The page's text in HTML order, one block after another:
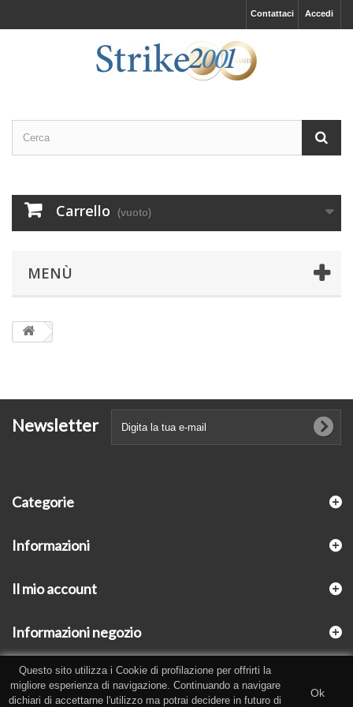
Accedi
Contattaci
Carrello (vuoto)
MENÙ
Newsletter
Categorie
Informazioni
Il mio account
Informazioni negozio
Questo sito utilizza i Cookie di profilazione per offrirti la
migliore esperienza di navigazione. Continuando a navigare
dichiari di accettarne l'utilizzo ma potrai decidere in futuro di
Ok